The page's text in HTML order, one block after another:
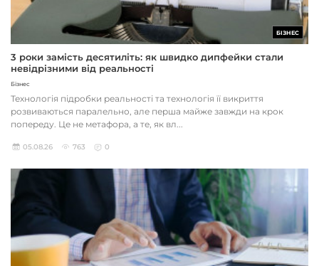
БІЗНЕС
3 роки замість десятиліть: як швидко дипфейки стали
невідрізними від реальності
Бізнес
Технологія підробки реальності та технологія її викриття
розвиваються паралельно, але перша майже завжди на крок
попереду. Це не метафора, а те, як вл...
05.08.26 763 0